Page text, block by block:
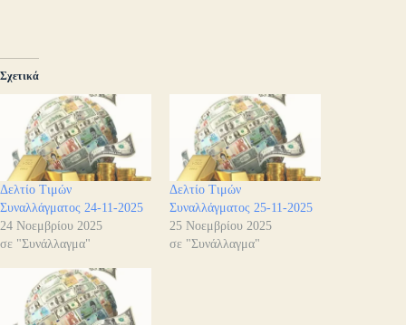
Σχετικά
Δελτίο Τιμών
Συναλλάγματος 24-11-2025
24 Νοεμβρίου 2025
σε "Συνάλλαγμα"
Δελτίο Τιμών
Συναλλάγματος 25-11-2025
25 Νοεμβρίου 2025
σε "Συνάλλαγμα"